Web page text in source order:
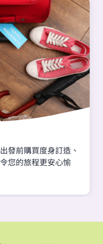
發前購買度身訂造、
您的旅程更安心愉